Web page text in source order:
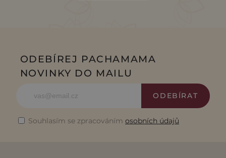
ODEBÍREJ PACHAMAMA
NOVINKY DO MAILU
ODEBÍRAT
Souhlasím se zpracováním osobních údajů